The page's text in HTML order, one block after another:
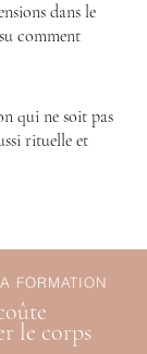
dans le
comment
qui ne soit pas
rituelle et
FORMATION
le corps